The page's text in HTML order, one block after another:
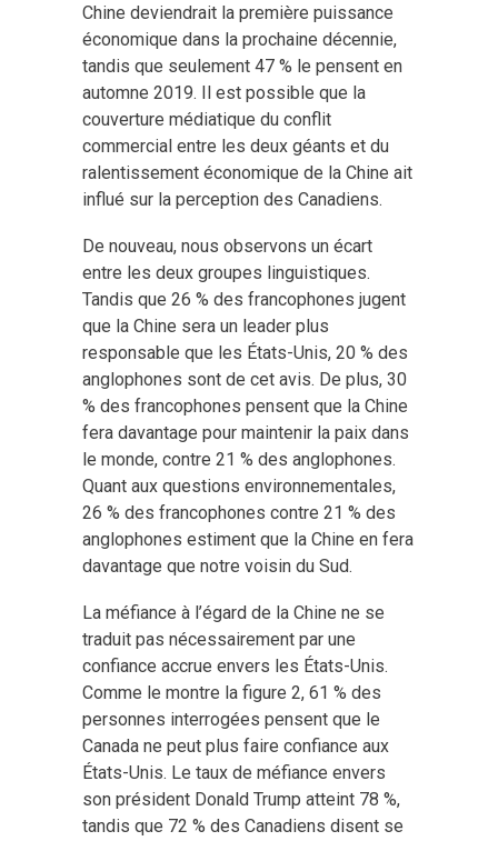
Chine deviendrait la première puissance
économique dans la prochaine décennie,
tandis que seulement 47 % le pensent en
automne 2019. Il est possible que la
couverture médiatique du conflit
commercial entre les deux géants et du
ralentissement économique de la Chine ait
influé sur la perception des Canadiens.
De nouveau, nous observons un écart
entre les deux groupes linguistiques.
Tandis que 26 % des francophones jugent
que la Chine sera un leader plus
responsable que les États-Unis, 20 % des
anglophones sont de cet avis. De plus, 30
% des francophones pensent que la Chine
fera davantage pour maintenir la paix dans
le monde, contre 21 % des anglophones.
Quant aux questions environnementales,
26 % des francophones contre 21 % des
anglophones estiment que la Chine en fera
davantage que notre voisin du Sud.
La méfiance à l’égard de la Chine ne se
traduit pas nécessairement par une
confiance accrue envers les États-Unis.
Comme le montre la figure 2, 61 % des
personnes interrogées pensent que le
Canada ne peut plus faire confiance aux
États-Unis. Le taux de méfiance envers
son président Donald Trump atteint 78 %,
tandis que 72 % des Canadiens disent se